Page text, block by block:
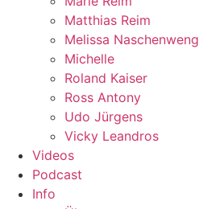
Matthias Reim
Melissa Naschenweng
Michelle
Roland Kaiser
Ross Antony
Udo Jürgens
Vicky Leandros
Videos
Podcast
Info